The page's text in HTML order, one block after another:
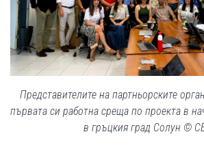
Представителите на партньорските
първата си работна среща по проекта в
в гръцкия град Солун ©